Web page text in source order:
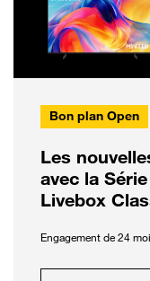
Bon plan Open
Les
avec la
Livebox
Engagement de 24